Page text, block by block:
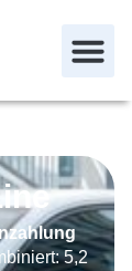
5,2